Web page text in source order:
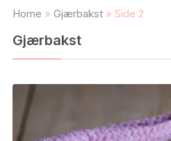
Home » Gjærbakst» Side 2
Gjærbakst